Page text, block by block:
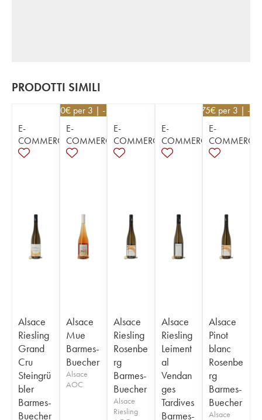
PRODOTTI SIMILI
E-
COMMERCE
Alsace
Riesling
Grand
Cru
Steingrü
bler
Barmes-
Buecher
22,50€ per 3 | - 10%
E-
COMMERCE
Alsace
Mue
Barmes-
Buecher
Alsace
AOC
E-
COMMERCE
Alsace
Riesling
Rosenbe
rg
Barmes-
Buecher
Alsace
Riesling
E-
COMMERCE
Alsace
Riesling
Leiment
al
Vendan
ges
Tardives
Barmes-
23,75€ per 3 | -
E-
COMMERCE
Alsace
Pinot
blanc
Rosenbe
rg
Barmes-
Buecher
Alsace